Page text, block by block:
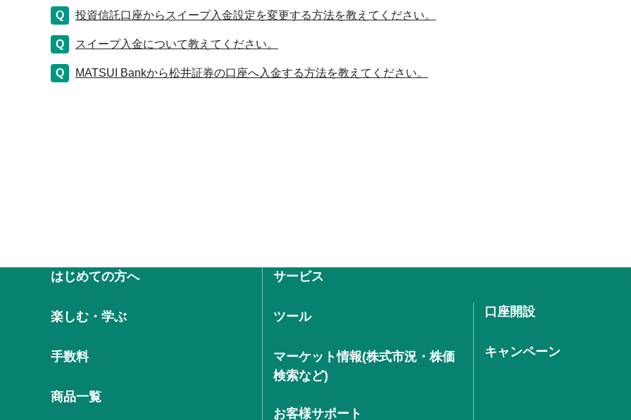
投資信託口座からスイープ入金設定を変更する方法を教えてください。
スイープ入金について教えてください。
MATSUI Bankから松井証券の口座へ入金する方法を教えてください。
はじめての方へ
楽しむ・学ぶ
手数料
商品一覧
サービス
ツール
マーケット情報(株式市況・株価
検索など)
お客様サポート
口座開設
キャンペーン